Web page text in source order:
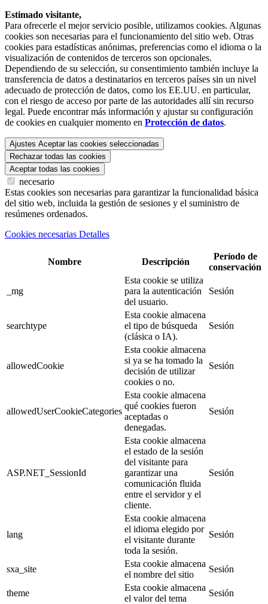
Estimado visitante,
Para ofrecerle el mejor servicio posible, utilizamos cookies. Algunas
cookies son necesarias para el funcionamiento del sitio web. Otras
cookies para estadísticas anónimas, preferencias como el idioma o la
visualización de contenidos de terceros son opcionales.
Dependiendo de su selección, su consentimiento también incluye la
transferencia de datos a destinatarios en terceros países sin un nivel
adecuado de protección de datos, como los EE.UU. en particular,
con el riesgo de acceso por parte de las autoridades allí sin recurso
legal. Puede encontrar más información y ajustar su configuración
de cookies en cualquier momento en Protección de datos.
Ajustes Aceptar las cookies seleccionadas
Rechazar todas las cookies
Aceptar todas las cookies
necesario
Estas cookies son necesarias para garantizar la funcionalidad básica
del sitio web, incluida la gestión de sesiones y el suministro de
resúmenes ordenados.
Cookies necesarias Detalles
Nombre Descripción
Período de
conservación
_mg
Esta cookie se utiliza
para la autenticación
del usuario.
Sesión
searchtype
Esta cookie almacena
el tipo de búsqueda
(clásica o IA).
Sesión
allowedCookie
Esta cookie almacena
si ya se ha tomado la
decisión de utilizar
cookies o no.
Sesión
allowedUserCookieCategories
Esta cookie almacena
qué cookies fueron
aceptadas o
denegadas.
Sesión
ASP.NET_SessionId
Esta cookie almacena
el estado de la sesión
del visitante para
garantizar una
comunicación fluida
entre el servidor y el
cliente.
Sesión
lang
Esta cookie almacena
el idioma elegido por
el visitante durante
toda la sesión.
Sesión
sxa_site
Esta cookie almacena
el nombre del sitio
Sesión
theme
Esta cookie almacena
el valor del tema
Sesión